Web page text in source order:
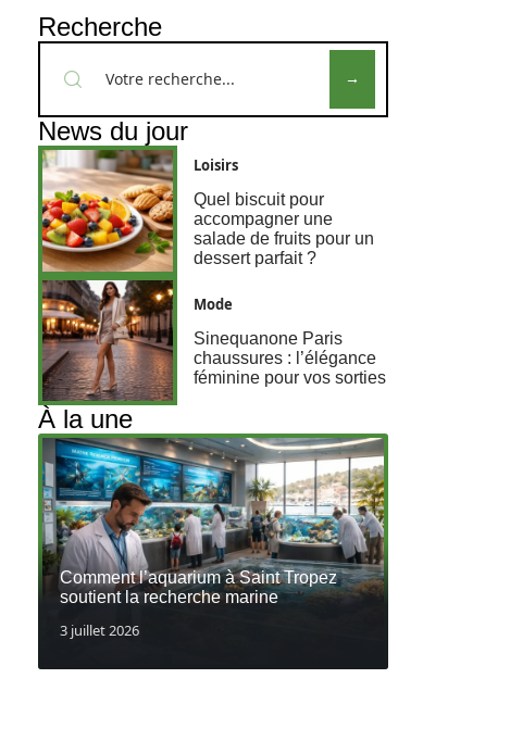
Recherche
News du jour
Loisirs
Quel biscuit pour
accompagner une
salade de fruits pour un
dessert parfait ?
Mode
Sinequanone Paris
chaussures : l’élégance
féminine pour vos sorties
À la une
Comment l’aquarium à Saint Tropez
soutient la recherche marine
3 juillet 2026